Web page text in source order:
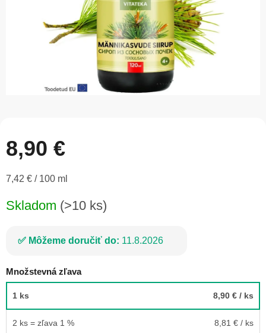
8,90 €
Jednotková
7,42 € / 100 ml
Skladom (>10 ks)
Môžeme doručiť do: 11.8.2026
Množstevná zľava
1 ks 8,90 € / ks
2 ks = zľava 1 % 8,81 € / ks